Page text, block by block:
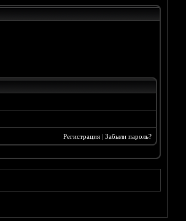
Регистрация| Забыли пароль?